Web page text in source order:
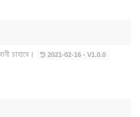
চাহাবে। 2021-02-16 - V1.0.0